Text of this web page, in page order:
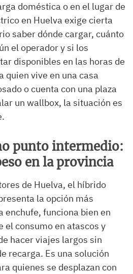
doméstica o en el lugar de
en Huelva exige cierta
saber dónde cargar, cuánto
el operador y si los
disponibles en las horas de
quien vive en una casa
o cuenta con una plaza
un wallbox, la situación es
punto intermedio:
en la provincia
de Huelva, el híbrido
la opción más
enchufe, funciona bien en
el consumo en atascos y
hacer viajes largos sin
recarga. Es una solución
quienes se desplazan con